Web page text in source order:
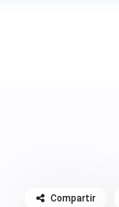
Compartir